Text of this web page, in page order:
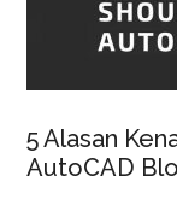
5 Alasan
AutoCAD